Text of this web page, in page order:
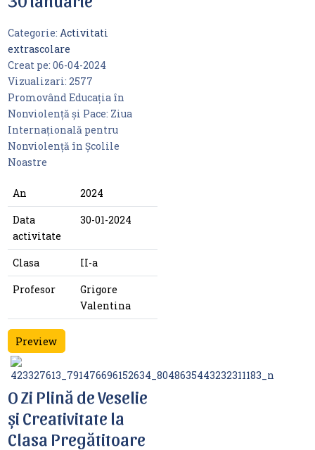
Categorie: Activitati
extrascolare
Creat pe: 06-04-2024
Vizualizari: 2577
Promovând Educația în
Nonviolență și Pace: Ziua
Internațională pentru
Nonviolență în Școlile
Noastre
An
2024
Data
activitate
30-01-2024
Clasa
II-a
Profesor
Grigore
Valentina
Preview
O Zi Plină de Veselie
și Creativitate la
Clasa Pregătitoare